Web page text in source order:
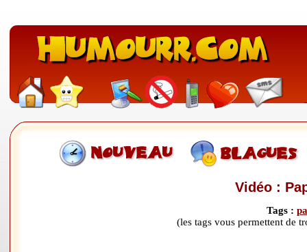
Vidéo :
Tags :
(les tags vous permettent de